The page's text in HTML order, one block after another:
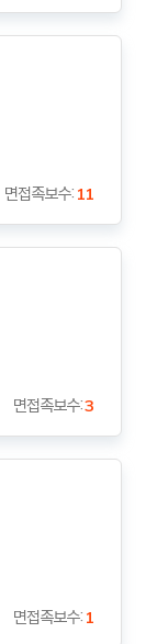
면접족보수 : 11
면접족보수 :3
면접족보수 : 1